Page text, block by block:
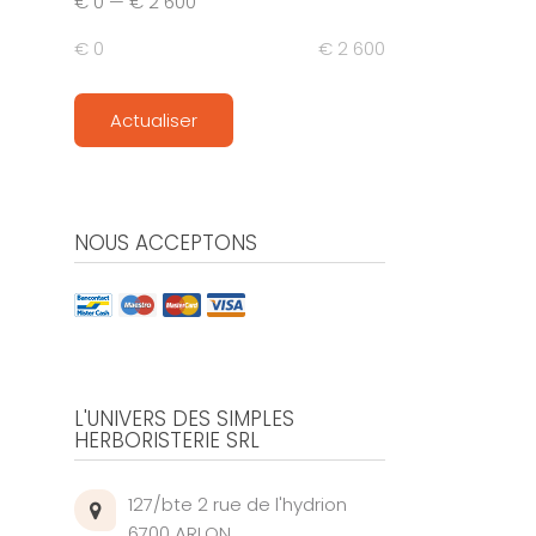
€ 0
€ 2 600
Actualiser
NOUS ACCEPTONS
L'UNIVERS DES SIMPLES
HERBORISTERIE SRL
127/bte 2 rue de l'hydrion